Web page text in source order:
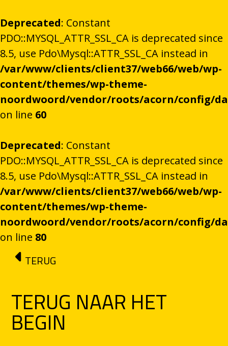
Deprecated: Constant
PDO::MYSQL_ATTR_SSL_CA is deprecated since
8.5, use Pdo\Mysql::ATTR_SSL_CA instead in
/var/www/clients/client37/web66/web/wp-
content/themes/wp-theme-
noordwoord/vendor/roots/acorn/config/
on line 60
Deprecated: Constant
PDO::MYSQL_ATTR_SSL_CA is deprecated since
8.5, use Pdo\Mysql::ATTR_SSL_CA instead in
/var/www/clients/client37/web66/web/wp-
content/themes/wp-theme-
noordwoord/vendor/roots/acorn/config/
on line 80
Ga naar de inhoud
TERUG
TERUG NAAR HET
BEGIN